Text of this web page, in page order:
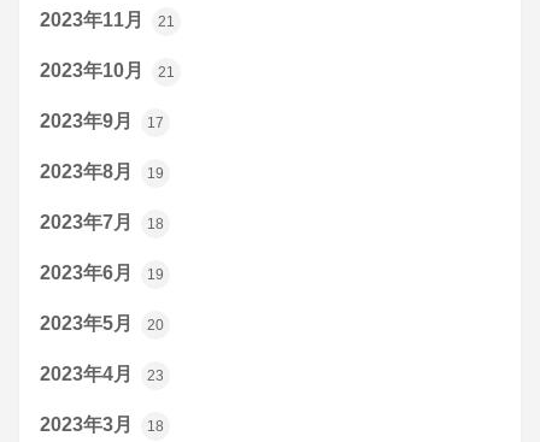
2023年11月 21
2023年10月 21
2023年9月 17
2023年8月 19
2023年7月 18
2023年6月 19
2023年5月 20
2023年4月 23
2023年3月 18